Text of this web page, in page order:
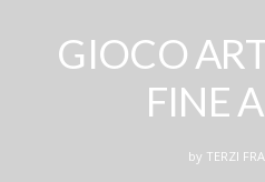
GIOCO
FINE
by TERZI